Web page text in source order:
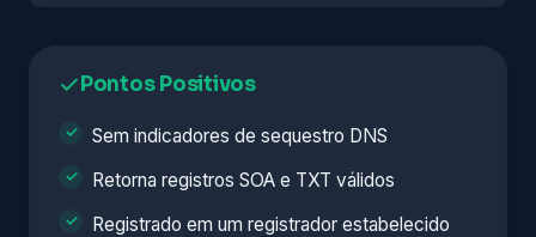
Pontos Positivos
Sem indicadores de sequestro DNS
Retorna registros SOA e TXT válidos
Registrado em um registrador estabelecido